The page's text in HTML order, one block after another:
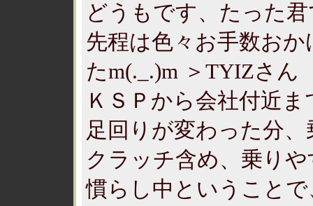
どうもです、たった
先程は色々お手数お
たm(._.)m ＞TYIZさん
ＫＳＰから会社付近
足回りが変わった分
クラッチ含め、乗り
慣らし中ということ